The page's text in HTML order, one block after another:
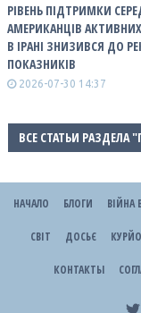
РІВЕНЬ ПІДТРИМКИ
АМЕРИКАНЦІВ
В ІРАНІ ЗНИЗИВСЯ ДО
ПОКАЗНИКІВ
2026-07-30 14:37
ВСЕ СТАТЬИ РАЗДЕЛА
НАЧАЛО БЛОГИ ВІЙНА
СВІТ ДОСЬЄ
КОНТАКТЫ